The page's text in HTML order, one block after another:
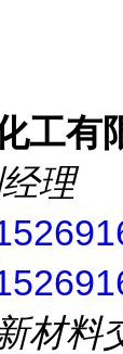
工有
理
材料